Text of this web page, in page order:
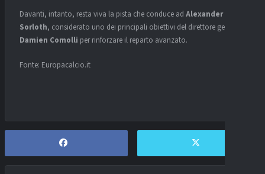
Davanti, intanto, resta viva la pista che conduce ad Alexander
Sorloth, considerato uno dei principali obiettivi del direttore generale
Damien Comolli per rinforzare il reparto avanzato.
Fonte: Europacalcio.it